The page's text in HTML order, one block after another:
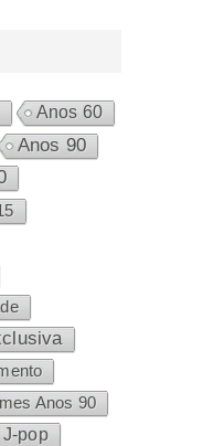
Anos 60
Anos 90
Anos 90
J-pop